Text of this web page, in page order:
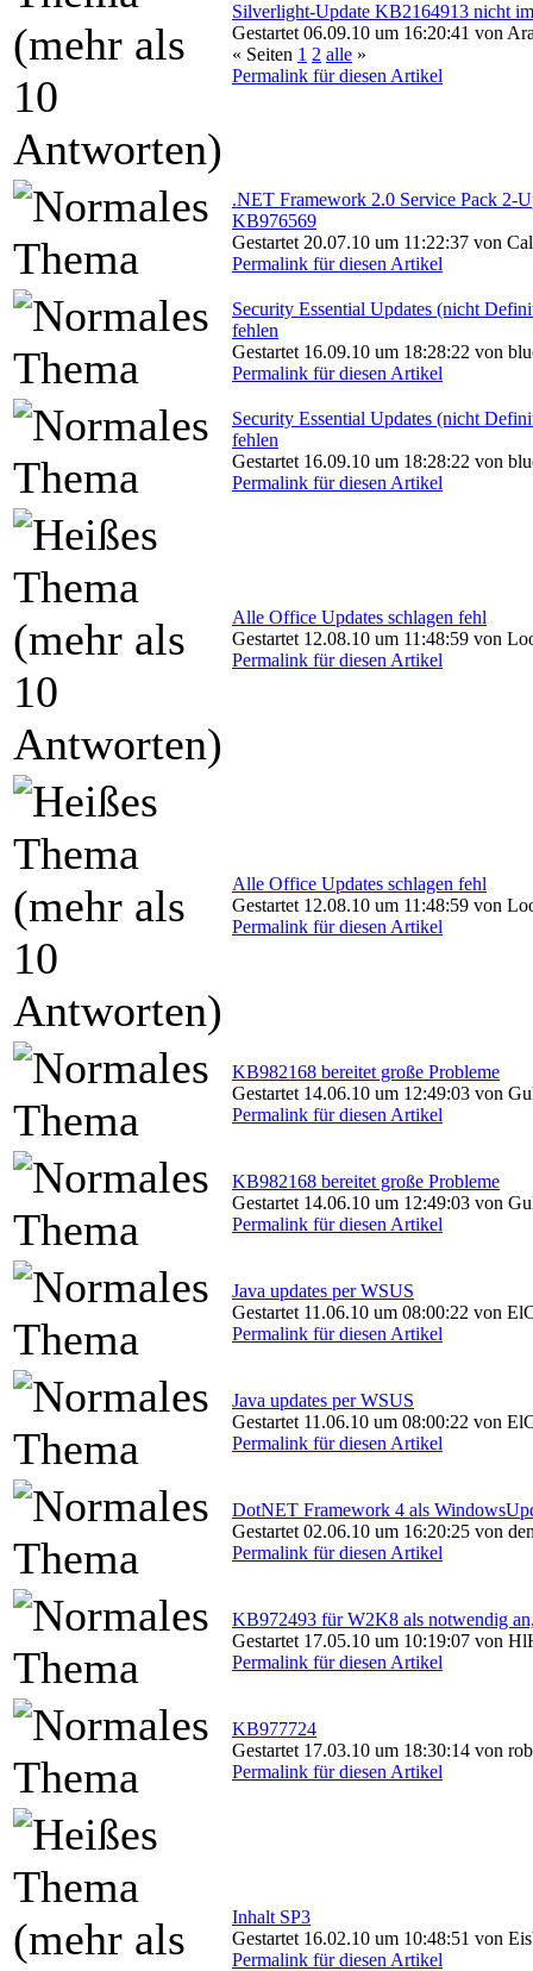
Silverlight-Update KB2164913 nicht
Gestartet 06.09.10 um 16:20:41 von
« Seiten 1 2 alle »
Permalink für diesen Artikel
.NET Framework 2.0 Service Pack 2-
KB976569
Gestartet 20.07.10 um 11:22:37 von
Permalink für diesen Artikel
Security Essential Updates (nicht
fehlen
Gestartet 16.09.10 um 18:28:22 von
Permalink für diesen Artikel
Security Essential Updates (nicht
fehlen
Gestartet 16.09.10 um 18:28:22 von
Permalink für diesen Artikel
Alle Office Updates schlagen fehl
Gestartet 12.08.10 um 11:48:59 von
Permalink für diesen Artikel
Alle Office Updates schlagen fehl
Gestartet 12.08.10 um 11:48:59 von
Permalink für diesen Artikel
KB982168 bereitet große Probleme
Gestartet 14.06.10 um 12:49:03 von
Permalink für diesen Artikel
KB982168 bereitet große Probleme
Gestartet 14.06.10 um 12:49:03 von
Permalink für diesen Artikel
Java updates per WSUS
Gestartet 11.06.10 um 08:00:22 von
Permalink für diesen Artikel
Java updates per WSUS
Gestartet 11.06.10 um 08:00:22 von
Permalink für diesen Artikel
DotNET Framework 4 als
Gestartet 02.06.10 um 16:20:25 von
Permalink für diesen Artikel
KB972493 für W2K8 als notwendig
Gestartet 17.05.10 um 10:19:07 von
Permalink für diesen Artikel
KB977724
Gestartet 17.03.10 um 18:30:14 von
Permalink für diesen Artikel
Inhalt SP3
Gestartet 16.02.10 um 10:48:51 von
Permalink für diesen Artikel